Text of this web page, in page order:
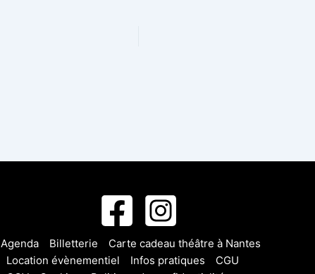
Agenda Billetterie
Carte cadeau théâtre à Nantes
Location évènementiel
Infos pratiques
CGU